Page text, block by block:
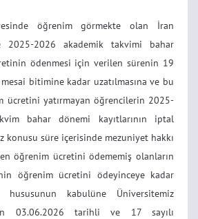
öğrenim görmekte olan İran
2025-2026 akademik takvimi bahar
ödenmesi için verilen sürenin 19
bitimine kadar uzatılmasına ve bu
ücretini yatırmayan öğrencilerin 2025-
bahar dönemi kayıtlarının iptal
konusu süre içerisinde mezuniyet hakkı
öğrenim ücretini ödememiş olanların
öğrenim ücretini ödeyinceye kadar
hususunun kabulüne Üniversitemiz
03.06.2026 tarihli ve 17 sayılı